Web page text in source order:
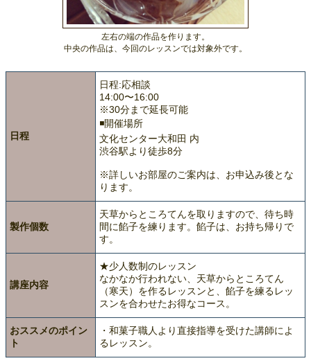
左右の端の作品を作ります。
中央の作品は、今回のレッスンでは対象外です。
日程
日程:応相談
14:00〜16:00
※30分まで延長可能
◾️開催場所
文化センター大和田 内
渋谷駅より徒歩8分
※詳しいお部屋のご案内は、お申込み後とな
ります。
製作個数
天草からところてんを取りますので、待ち時
間に餡子を練ります。餡子は、お持ち帰りで
す。
講座内容
★少人数制のレッスン
なかなか行われない、天草からところてん
（寒天）を作るレッスンと、餡子を練るレッ
スンを合わせたお得なコース。
おススメのポイン
ト
・和菓子職人より直接指導を受けた講師によ
るレッスン。